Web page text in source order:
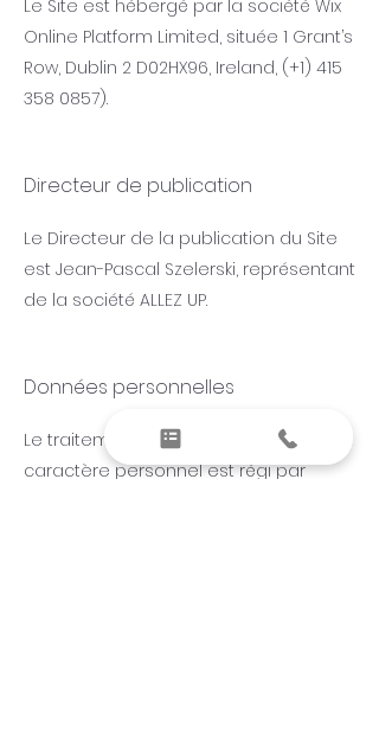
Le Site est hébergé par la société Wix
Online Platform Limited, située 1 Grant’s
Row, Dublin 2 D02HX96, Ireland, (+1) 415
358 0857).
Directeur de publication
Le Directeur de la publication du Site
est Jean-Pascal Szelerski, représentant
de la société ALLEZ UP.
Données personnelles
Le traitement de vos données à
caractère personnel est régi par